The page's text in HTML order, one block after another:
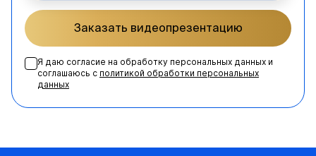
Заказать видеопрезентацию
Я даю согласие на обработку персональных данных и
соглашаюсь с политикой обработки персональных
данных